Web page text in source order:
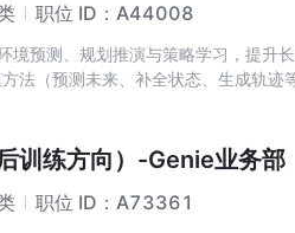
职位 ID： A44008
预测、规划推演与策略学习，提升长
法（预测未来、补全状态、生成轨迹等
型在真实任务中的应用落地。
社区中展示创新技术。
训练方向）-Genie业务部
职位 ID： A73361